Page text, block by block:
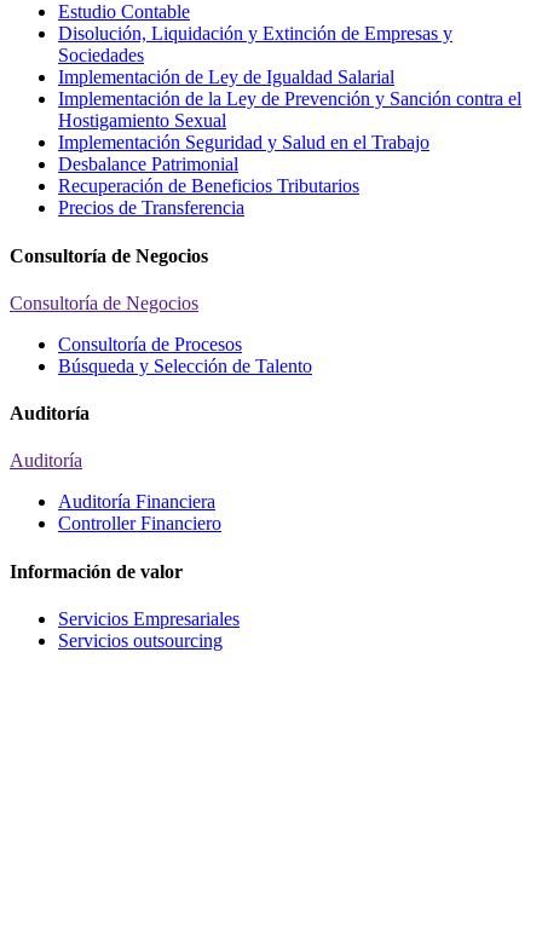
Estudio Contable
Disolución, Liquidación y Extinción de Empresas y
Sociedades
Implementación de Ley de Igualdad Salarial
Implementación de la Ley de Prevención y Sanción contra el
Hostigamiento Sexual
Implementación Seguridad y Salud en el Trabajo
Desbalance Patrimonial
Recuperación de Beneficios Tributarios
Precios de Transferencia
Consultoría de Negocios
Consultoría de Negocios
Consultoría de Procesos
Búsqueda y Selección de Talento
Auditoría
Auditoría
Auditoría Financiera
Controller Financiero
Información de valor
Servicios Empresariales
Servicios outsourcing